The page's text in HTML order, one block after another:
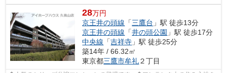
28万円
京王井の頭線 「三鷹台 」駅 徒歩13分
京王井の頭線 「井の頭公園 」駅 徒歩17分
中央線 「吉祥寺 」駅 徒歩25分
築14年 / 66.32㎡
東京都三鷹市牟礼２丁目